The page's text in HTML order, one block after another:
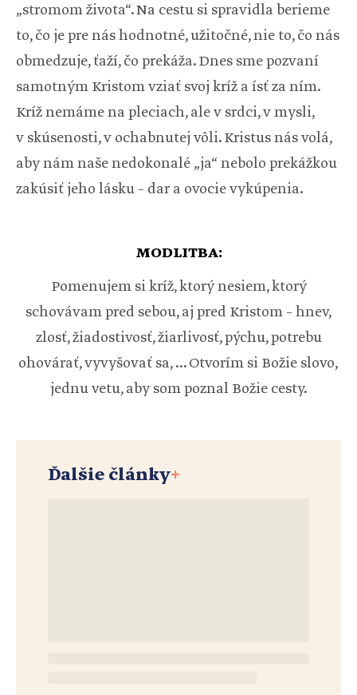
„stromom života“. Na cestu si spravidla berieme
to, čo je pre nás hodnotné, užitočné, nie to, čo nás
obmedzuje, ťaží, čo prekáža. Dnes sme pozvaní
samotným Kristom vziať svoj kríž a ísť za ním.
Kríž nemáme na pleciach, ale v srdci, v mysli,
v skúsenosti, v ochabnutej vôli. Kristus nás volá,
aby nám naše nedokonalé „ja“ nebolo prekážkou
zakúsiť jeho lásku – dar a ovocie vykúpenia.
MODLITBA:
Pomenujem si kríž, ktorý nesiem, ktorý
schovávam pred sebou, aj pred Kristom – hnev,
zlosť, žiadostivosť, žiarlivosť, pýchu, potrebu
ohovárať, vyvyšovať sa, ... Otvorím si Božie slovo,
jednu vetu, aby som poznal Božie cesty.
Ďalšie články+